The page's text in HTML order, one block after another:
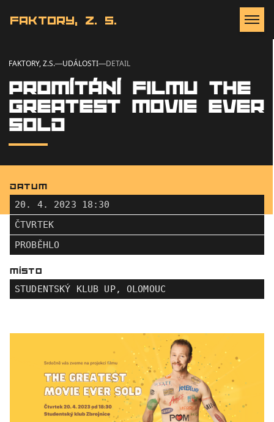
Faktory, z. s.
FAKTORY, Z.S. UDÁLOSTI DETAIL
PROMÍTÁNÍ FILMU THE
GREATEST MOVIE EVER
SOLD
DATUM
20. 4. 2023 18:30
ČTVRTEK
PROBĚHLO
MÍSTO
STUDENTSKÝ KLUB UP, OLOMOUC